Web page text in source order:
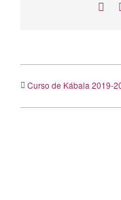
Curso de Kábala 2019-